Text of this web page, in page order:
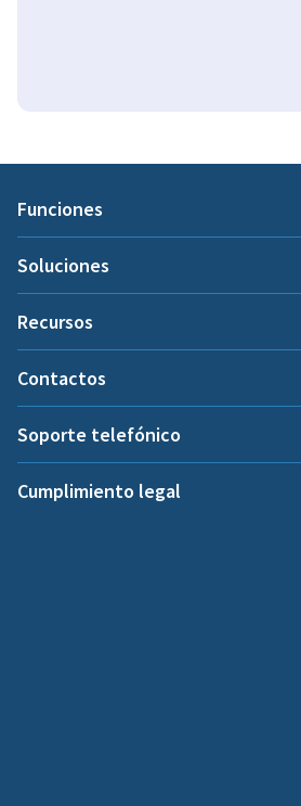
Funciones
Soluciones
Recursos
Contactos
Soporte telefónico
Cumplimiento legal